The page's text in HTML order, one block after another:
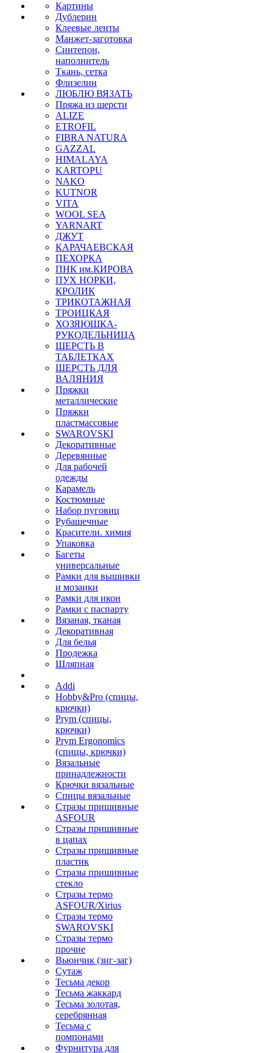
Картины
Дублерин
Клеевые ленты
Манжет-заготовка
Синтепон,
наполнитель
Ткань, сетка
Флизелин
ЛЮБЛЮ ВЯЗАТЬ
Пряжа из шерсти
ALIZE
ETROFIL
FIBRA NATURA
GAZZAL
HIMALAYA
KARTOPU
NAKO
KUTNOR
VITA
WOOL SEA
YARNART
ДЖУТ
КАРАЧАЕВСКАЯ
ПЕХОРКА
ПНК им.КИРОВА
ПУХ НОРКИ,
КРОЛИК
ТРИКОТАЖНАЯ
ТРОИЦКАЯ
ХОЗЯЮШКА-
РУКОДЕЛЬНИЦА
ШЕРСТЬ В
ТАБЛЕТКАХ
ШЕРСТЬ ДЛЯ
ВАЛЯНИЯ
Пряжки
металлические
Пряжки
пластмассовые
SWAROVSKI
Декоративные
Деревянные
Для рабочей
одежды
Карамель
Костюмные
Набор пуговиц
Рубашечные
Красители. химия
Упаковка
Багеты
универсальные
Рамки для вышивки
и мозаики
Рамки для икон
Рамки с паспарту
Вязаная, тканая
Декоративная
Для белья
Продежка
Шляпная
Addi
Hobby&Pro (спицы,
крючки)
Prym (спицы,
крючки)
Prym Ergonomics
(спицы, крючки)
Вязальные
принадлежности
Крючки вязальные
Спицы вязальные
Стразы пришивные
ASFOUR
Стразы пришивные
в цапах
Стразы пришивные
пластик
Стразы пришивные
стекло
Стразы термо
ASFOUR/Xirius
Стразы термо
SWAROVSKI
Стразы термо
прочие
Вьюнчик (зиг-заг)
Сутаж
Тесьма декор
Тесьма жаккард
Тесьма золотая,
серебрянная
Тесьма с
помпонами
Фурнитура для